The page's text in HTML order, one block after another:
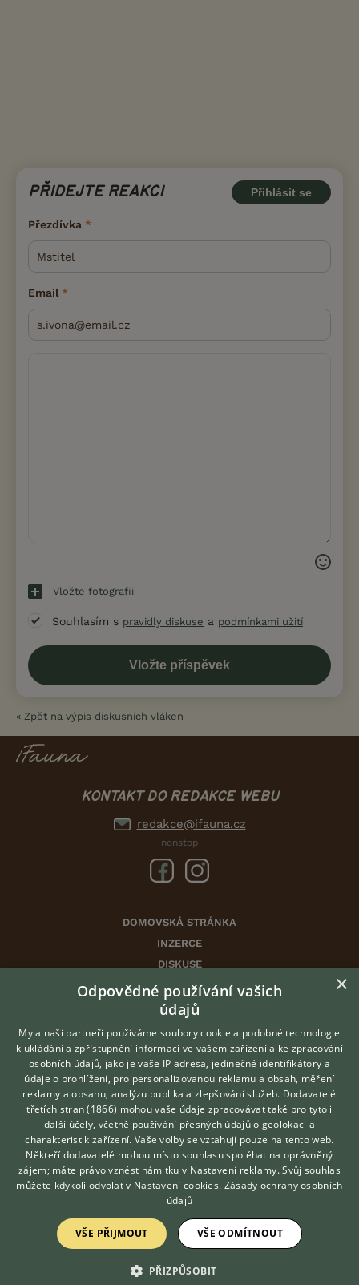
PŘIDEJTE REAKCI Přihlásit se
Přezdívka
Email
Vložte fotografii
Souhlasím s pravidly diskuse a podmínkami užití
« Zpět na výpis diskusních vláken
KONTAKT DO REDAKCE WEBU
redakce@ifauna.cz
nonstop
DOMOVSKÁ STRÁNKA
INZERCE
DISKUSE
ČLÁNKY
CHOVATELSKÉ STANICE
VÝBĚR VHODNÉHO PLEMENE
O nás
Kontakt
Možnosti zvýraznění inzerátů
Podmínky užití
Zpracování osobních údajů
Přihlášení
Registrace
Hledáte zvířecího kamaráda?
Zdarma vám poradí
VETERINÁŘ ONLINE
KONZULTOVAT S
VETERINÁŘEM
×
Odpovědné používání vašich
údajů
My a naši partneři používáme soubory cookie a podobné technologie
k ukládání a zpřístupnění informací ve vašem zařízení a ke zpracování
osobních údajů, jako je vaše IP adresa, jedinečné identifikátory a
údaje o prohlížení, pro personalizovanou reklamu a obsah, měření
reklamy a obsahu, analýzu publika a zlepšování služeb. Dodavatelé
třetích stran (1866) mohou vaše údaje zpracovávat také pro tyto i
další účely, včetně používání přesných údajů o geolokaci a
charakteristik zařízení. Vaše volby se vztahují pouze na tento web.
Někteří dodavatelé mohou místo souhlasu spoléhat na oprávněný
zájem; máte právo vznést námitku v Nastavení reklamy. Svůj souhlas
můžete kdykoli odvolat v Nastavení cookies. Zásady ochrany osobních
údajů
VŠE PŘIJMOUT VŠE ODMÍTNOUT
PŘIZPŮSOBIT